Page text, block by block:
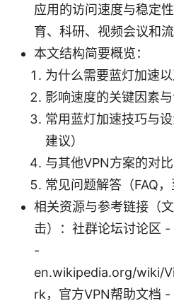
应用的访问速度与稳定
育、科研、视频会议和
本文结构简要概览：
为什么需要蓝灯加速
影响速度的关键因素
常用蓝灯加速技巧与
建议）
与其他VPN方案的对
常见问题解答（FAQ，
相关资源与参考链接（
击）：社群论坛讨论区
-
en.wikipedia.org/wiki/
rk，官方VPN帮助文档